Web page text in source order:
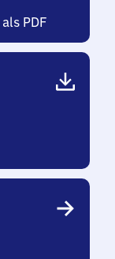
PDF